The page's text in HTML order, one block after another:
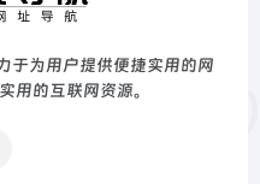
于为用户提供便捷实用的网
用的互联网资源。